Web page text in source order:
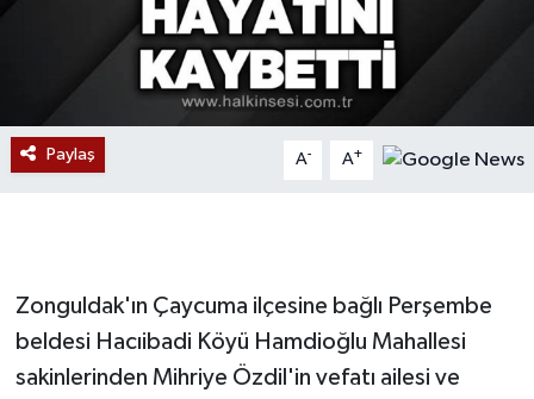
Paylaş A- A+
Zonguldak'ın Çaycuma ilçesine bağlı Perşembe
beldesi Hacıibadi Köyü Hamdioğlu Mahallesi
sakinlerinden Mihriye Özdil'in vefatı ailesi ve
DUNYA
Düzce
Eğitim
Gökçebey